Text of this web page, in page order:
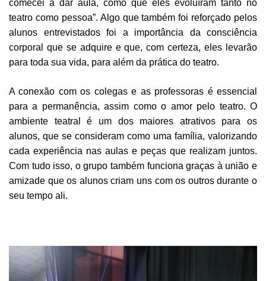
comecei a dar aula, como que eles evoluíram tanto no
teatro como pessoa”. Algo que também foi reforçado pelos
alunos entrevistados foi a importância da consciência
corporal que se adquire e que, com certeza, eles levarão
para toda sua vida, para além da prática do teatro.
A conexão com os colegas e as professoras é essencial
para a permanência, assim como o amor pelo teatro. O
ambiente teatral é um dos maiores atrativos para os
alunos, que se consideram como uma família, valorizando
cada experiência nas aulas e peças que realizam juntos.
Com tudo isso, o grupo também funciona graças à união e
amizade que os alunos criam uns com os outros durante o
seu tempo ali.